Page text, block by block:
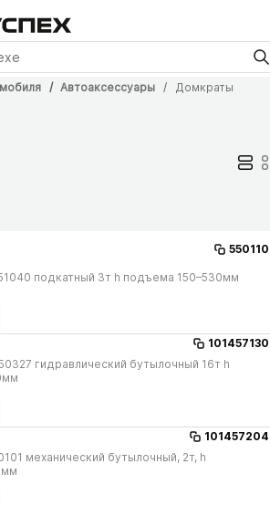
Автоаксессуары Домкраты
550110
подкатный 3т h подъема 150–530мм
101457130
гидравлический бутылочный 16т h
101457204
механический бутылочный, 2т, h